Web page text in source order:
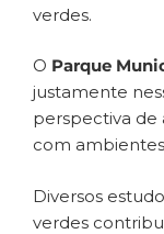
verdes.
O Parque
justamente
perspectiva de
com
Diversos
verdes